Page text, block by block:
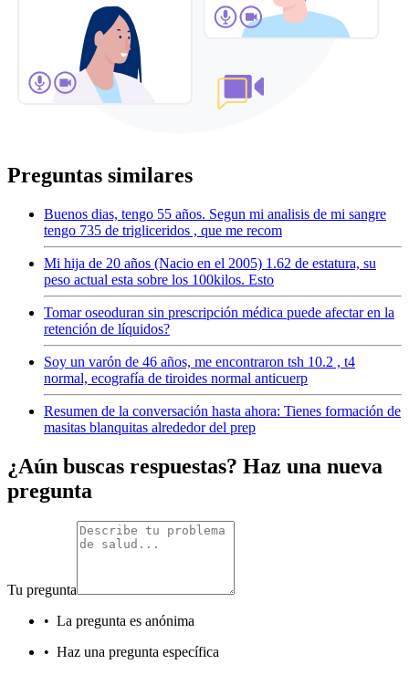
Preguntas similares
Buenos dias, tengo 55 años. Segun mi analisis de mi sangre
tengo 735 de trigliceridos , que me recom
Mi hija de 20 años (Nacio en el 2005) 1.62 de estatura, su
peso actual esta sobre los 100kilos. Esto
Tomar oseoduran sin prescripción médica puede afectar en la
retención de líquidos?
Soy un varón de 46 años, me encontraron tsh 10.2 , t4
normal, ecografía de tiroides normal anticuerp
Resumen de la conversación hasta ahora: Tienes formación de
masitas blanquitas alrededor del prep
¿Aún buscas respuestas? Haz una nueva
pregunta
Tu pregunta
• La pregunta es anónima
• Haz una pregunta específica